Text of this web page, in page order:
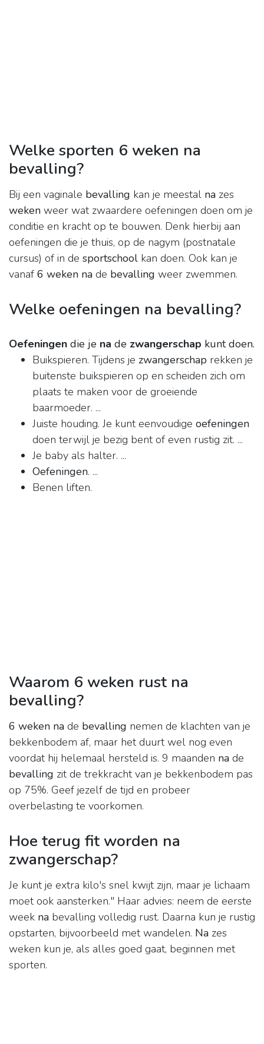
Welke sporten 6 weken na
bevalling?
Bij een vaginale bevalling kan je meestal na zes
weken weer wat zwaardere oefeningen doen om je
conditie en kracht op te bouwen. Denk hierbij aan
oefeningen die je thuis, op de nagym (postnatale
cursus) of in de sportschool kan doen. Ook kan je
vanaf 6 weken na de bevalling weer zwemmen.
Welke oefeningen na bevalling?
Oefeningen die je na de zwangerschap kunt doen.
Buikspieren. Tijdens je zwangerschap rekken je
buitenste buikspieren op en scheiden zich om
plaats te maken voor de groeiende
baarmoeder. ...
Juiste houding. Je kunt eenvoudige oefeningen
doen terwijl je bezig bent of even rustig zit. ...
Je baby als halter. ...
Oefeningen. ...
Benen liften.
Waarom 6 weken rust na
bevalling?
6 weken na de bevalling nemen de klachten van je
bekkenbodem af, maar het duurt wel nog even
voordat hij helemaal hersteld is. 9 maanden na de
bevalling zit de trekkracht van je bekkenbodem pas
op 75%. Geef jezelf de tijd en probeer
overbelasting te voorkomen.
Hoe terug fit worden na
zwangerschap?
Je kunt je extra kilo's snel kwijt zijn, maar je lichaam
moet ook aansterken." Haar advies: neem de eerste
week na bevalling volledig rust. Daarna kun je rustig
opstarten, bijvoorbeeld met wandelen. Na zes
weken kun je, als alles goed gaat, beginnen met
sporten.